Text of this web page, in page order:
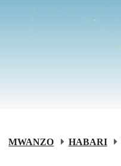
MWANZO HABARI